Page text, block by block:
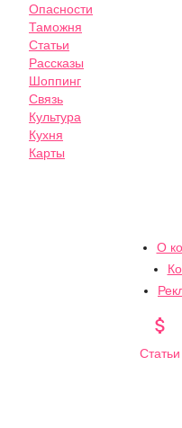
Опасности
Таможня
Статьи
Рассказы
Шоппинг
Связь
Культура
Кухня
Карты
О

Статьи